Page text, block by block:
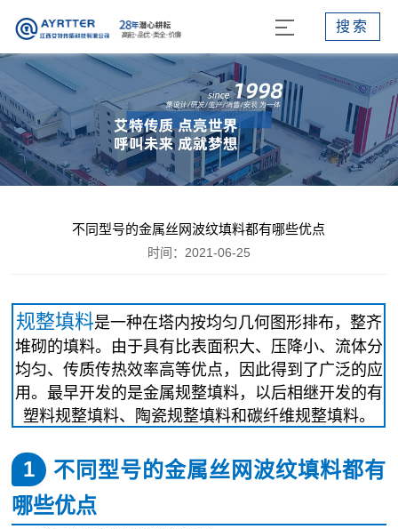
搜索
不同型号的金属丝网波纹填料都有哪些优点
时间：2021-06-25
规整填料是一种在塔内按均匀几何图形排布，整齐
堆砌的填料。由于具有比表面积大、压降小、流体分
均匀、传质传热效率高等优点，因此得到了广泛的应
用。最早开发的是金属规整填料，以后相继开发的有
塑料规整填料、陶瓷规整填料和碳纤维规整填料。
1
不同型号的金属丝网波纹填料都有
哪些优点